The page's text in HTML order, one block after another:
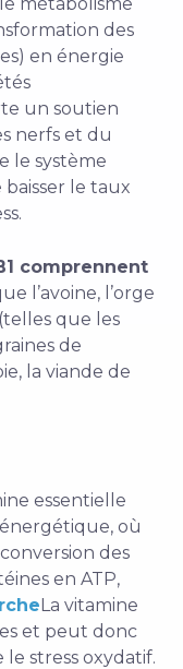
des
en énergie
un soutien
nerfs et du
le système
le taux
comprennent
l’avoine, l’orge
que les
de
la viande de
essentielle
où
des
en ATP,
La vitamine
et peut donc
stress oxydatif.